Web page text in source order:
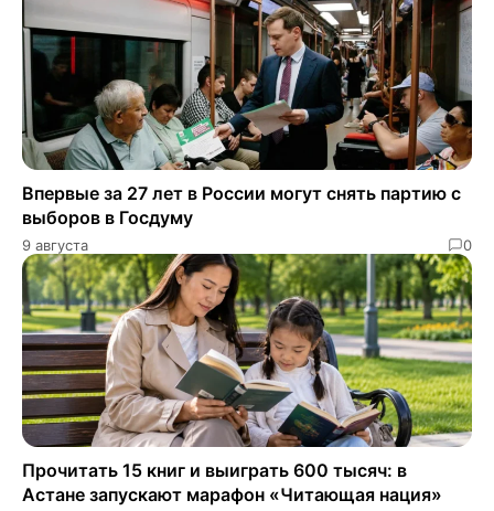
Впервые за 27 лет в России могут снять партию с
выборов в Госдуму
9 августа 0
Прочитать 15 книг и выиграть 600 тысяч: в
Астане запускают марафон «Читающая нация»